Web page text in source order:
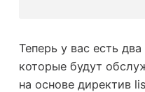
Теперь у вас есть
которые будут
на основе директив